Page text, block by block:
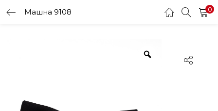
Машна 9108 0
LOGIN
Enter your username and password to login.